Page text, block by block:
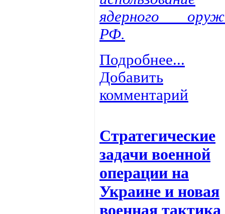
ядерного
РФ.
Подробнее...
Добавить
комментарий
Стратегические
задачи военной
операции на
Украине и новая
военная тактика